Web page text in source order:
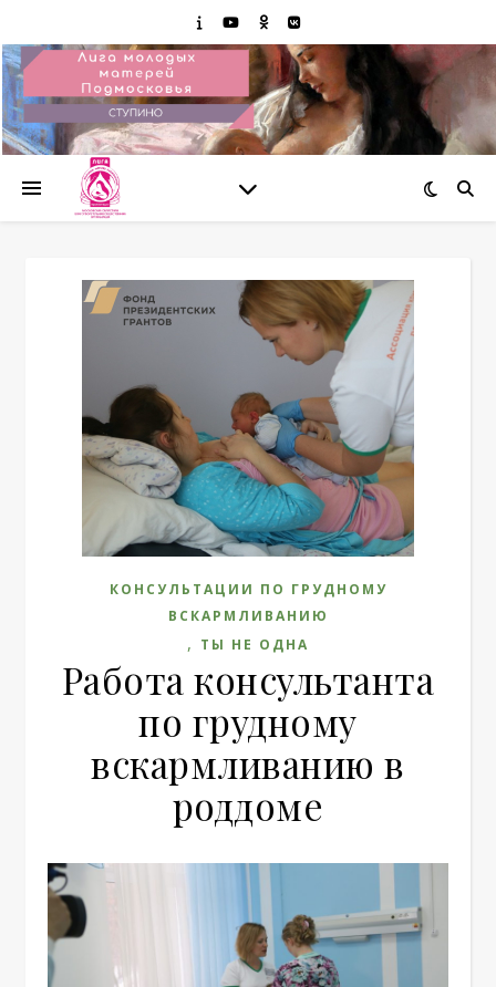
КОНСУЛЬТАЦИИ ПО ГРУДНОМУ
ВСКАРМЛИВАНИЮ
, ТЫ НЕ ОДНА
Работа консультанта
по грудному
вскармливанию в
роддоме